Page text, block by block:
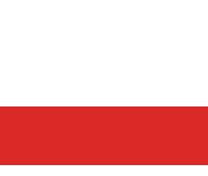
τα EBITDA το εξάμηνο
επιδόσεις κατά...